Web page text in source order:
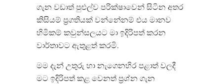
ගැන වඩාත් පුළුල්ව පරික්ෂාවෙන් සිටින අතර
කිසියම් ප‍්‍රගතියක් වන්නේනම් එය මානව
හිමිකම් කවුන්සලයට මා ඉදිරිපත් කරන
වාර්තාවට ඇතුළත් කරමි.
මම දැන් උතුරු හා නැගෙනහිර පළාත් වලදී
මට ඉදිරිපත් කළ වෙනත් ප‍්‍රශ්න ගැන